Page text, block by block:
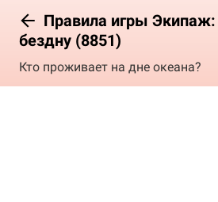
Правила игры
бездну (8851)
Кто проживает на дне океана?